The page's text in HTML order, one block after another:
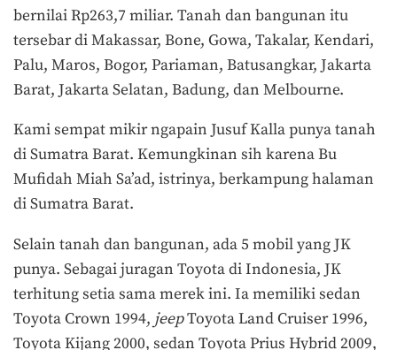
bernilai Rp263,7 miliar. Tanah dan bangunan itu
tersebar di Makassar, Bone, Gowa, Takalar, Kendari,
Palu, Maros, Bogor, Pariaman, Batusangkar, Jakarta
Barat, Jakarta Selatan, Badung, dan Melbourne.
Kami sempat mikir ngapain Jusuf Kalla punya tanah
di Sumatra Barat. Kemungkinan sih karena Bu
Mufidah Miah Sa’ad, istrinya, berkampung halaman
di Sumatra Barat.
Selain tanah dan bangunan, ada 5 mobil yang JK
punya. Sebagai juragan Toyota di Indonesia, JK
terhitung setia sama merek ini. Ia memiliki sedan
Toyota Crown 1994, jeepToyota Land Cruiser 1996,
Toyota Kijang 2000, sedan Toyota Prius Hybrid 2009,